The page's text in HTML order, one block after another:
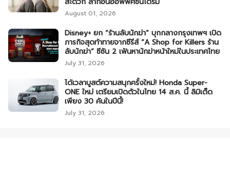
August 01, 2026
Disney+ ยก “ร้านลับนักฆ่า” บุกกลางกรุงเทพฯ เปิด
ภารกิจสุดท้าทายจากซีรีส์ “A Shop for Killers ร้าน
ลับนักฆ่า” ซีซัน 2 เฟ้นหานักฆ่าหน้าใหม่ในประเทศไทย
July 31, 2026
ได้เวลาบูสต์ความสนุกครั้งใหม่! Honda Super-
ONE ใหม่ เตรียมเปิดตัวในไทย 14 ส.ค. นี้ ลิมิเต็ด
เพียง 30 คันในปีนี้!
July 31, 2026